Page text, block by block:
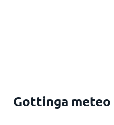
Gottinga meteo